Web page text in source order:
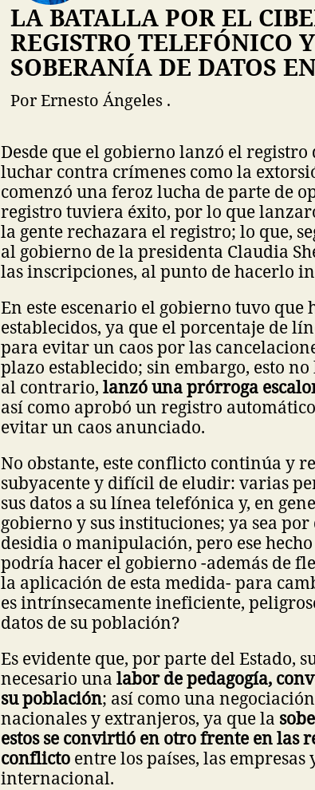
LA BATALLA POR EL
REGISTRO TELEFÓNICO
SOBERANÍA DE DATOS
Por Ernesto Ángeles .
Desde que el gobierno lanzó el
luchar contra crímenes como la
comenzó una feroz lucha de parte de
registro tuviera éxito, por lo que
la gente rechazara el registro; lo que,
al gobierno de la presidenta Claudia
las inscripciones, al punto de hacerlo
En este escenario el gobierno tuvo
establecidos, ya que el porcentaje de
para evitar un caos por las
plazo establecido; sin embargo, esto
al contrario, lanzó una prórroga
así como aprobó un registro
evitar un caos anunciado.
No obstante, este conflicto continúa y
subyacente y difícil de eludir: varias
sus datos a su línea telefónica y, en
gobierno y sus instituciones; ya sea
desidia o manipulación, pero ese
podría hacer el gobierno -además de
la aplicación de esta medida- para
es intrínsecamente ineficiente,
datos de su población?
Es evidente que, por parte del Estado,
necesario una labor de pedagogía,
su población; así como una
nacionales y extranjeros, ya que la
estos se convirtió en otro frente en las
conflicto entre los países, las
internacional.